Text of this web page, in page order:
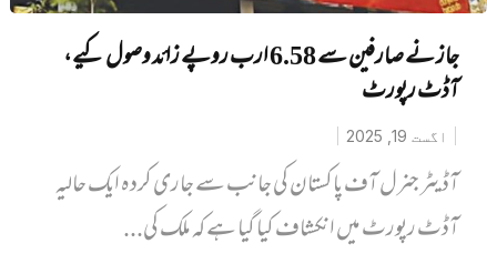
جاز نے صارفین سے 6.58 ارب روپے زائد وصول کیے،
آڈٹ رپورٹ
اگست 19, 2025
آڈیٹر جنرل آف پاکستان کی جانب سے جاری کردہ ایک حالیہ
آڈٹ رپورٹ میں انکشاف کیا گیا ہے کہ ملک کی...